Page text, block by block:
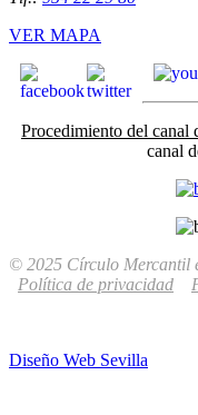
VER MAPA
Procedimiento del canal
canal
© 2025 Círculo Mercantil
Política de privacidad
Diseño Web Sevilla